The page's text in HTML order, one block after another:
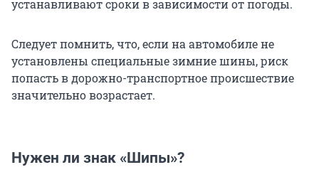
устанавливают сроки в зависимости от погоды.
Следует помнить, что, если на автомобиле не
установлены специальные зимние шины, риск
попасть в дорожно-транспортное происшествие
значительно возрастает.
Нужен ли знак «Шипы»?